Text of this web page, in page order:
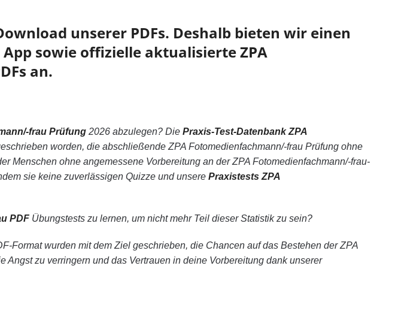
unserer PDFs. Deshalb bieten wir einen
sowie offizielle aktualisierte ZPA
an.
frau Prüfung2026 abzulegen? Die Praxis-Test-Datenbank ZPA
worden, die abschließende ZPA Fotomedienfachmann/-frau Prüfung ohne
Menschen ohne angemessene Vorbereitung an der ZPA Fotomedienfachmann/-frau-
sie keine zuverlässigen Quizze und unsere Praxistests ZPA
PDFÜbungstests zu lernen, um nicht mehr Teil dieser Statistik zu sein?
Format wurden mit dem Ziel geschrieben, die Chancen auf das Bestehen der ZPA
Angst zu verringern und das Vertrauen in deine Vorbereitung dank unserer